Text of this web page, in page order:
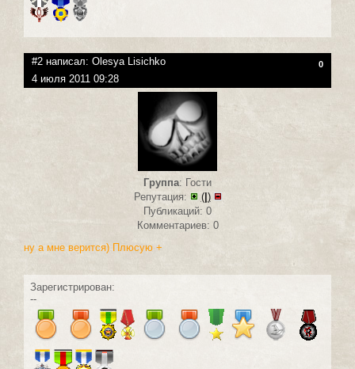
#2 написал: Olesya Lisichko 0
4 июля 2011 09:28
Группа: Гости
Репутация:
(| )
Публикаций: 0
Комментариев: 0
ну а мне верится) Плюсую +
Зарегистрирован:
--